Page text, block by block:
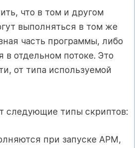
что в том и другом
выполняться в том же
часть программы, либо
в отдельном потоке. Это
от типа используемой
следующие типы скриптов:
при запуске АРМ,